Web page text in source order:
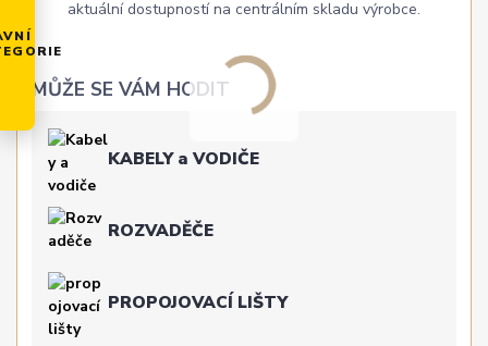
aktuální dostupností na centrálním skladu výrobce.
MŮŽE SE VÁM HODIT
KABELY a VODIČE
ROZVADĚČE
PROPOJOVACÍ LIŠTY